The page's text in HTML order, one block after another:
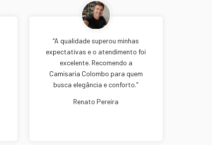
“A qualidade superou minhas
expectativas e o atendimento foi
excelente. Recomendo a
Camisaria Colombo para quem
busca elegância e conforto.”
Renato Pereira